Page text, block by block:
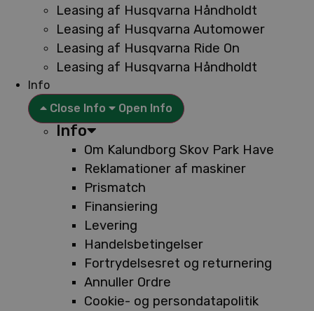
Leasing af Husqvarna Håndholdt
Leasing af Husqvarna Automower
Leasing af Husqvarna Ride On
Leasing af Husqvarna Håndholdt
Info
Close Info
Open Info
Info
Om Kalundborg Skov Park Have
Reklamationer af maskiner
Prismatch
Finansiering
Levering
Handelsbetingelser
Fortrydelsesret og returnering
Annuller Ordre
Cookie- og persondatapolitik